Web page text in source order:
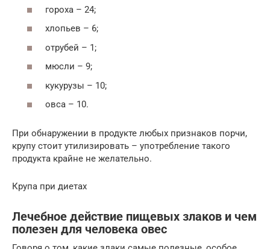
гороха – 24;
хлопьев – 6;
отрубей – 1;
мюсли – 9;
кукурузы – 10;
овса – 10.
При обнаружении в продукте любых признаков порчи,
крупу стоит утилизировать – употребление такого
продукта крайне не желательно.
Крупа при диетах
Лечебное действие пищевых злаков и чем
полезен для человека овес